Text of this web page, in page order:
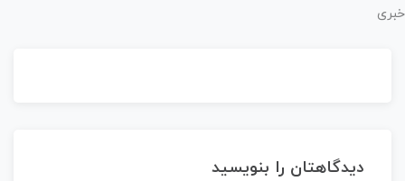
دیدگاهتان را بنویسید